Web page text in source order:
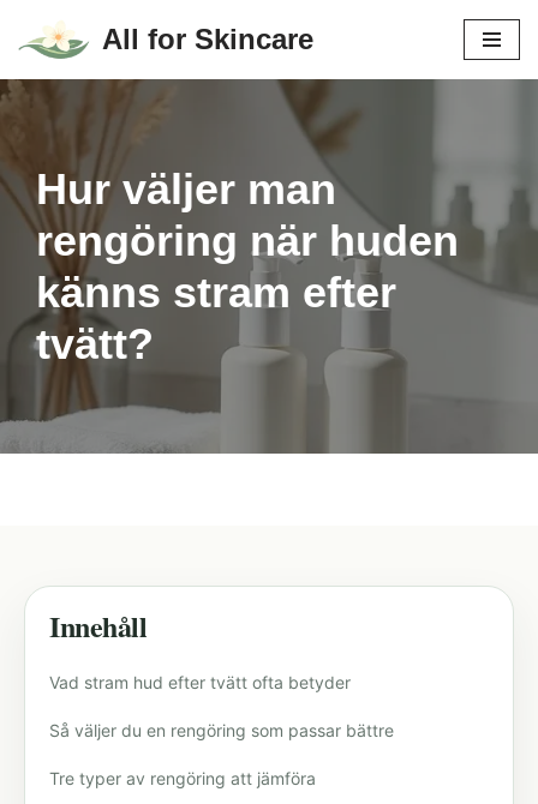
Hoppa
till
All for Skincare
Hur väljer man
rengöring när huden
känns stram efter
tvätt?
Innehåll
Vad stram hud efter tvätt ofta betyder
Så väljer du en rengöring som passar bättre
Tre typer av rengöring att jämföra